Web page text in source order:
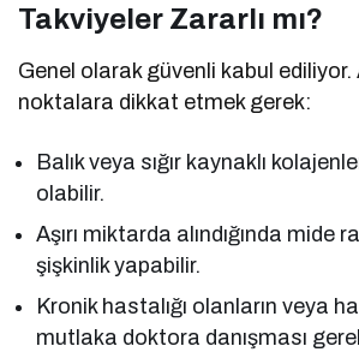
Takviyeler Zararlı mı?
Genel olarak güvenli kabul ediliyor.
noktalara dikkat etmek gerek:
Balık veya sığır kaynaklı
olabilir.
Aşırı miktarda alındığında mide
şişkinlik yapabilir.
Kronik hastalığı olanların veya
mutlaka doktora danışması